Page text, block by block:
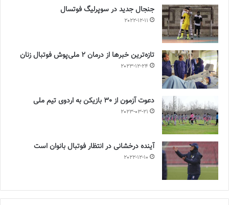
جنجال جدید در سوپرلیگ فوتسال
2022-12-11
تازه‌ترین خبرها از درمان ۲ ملی‌پوش فوتبال زنان
2023-12-24
دعوت آزمون از 30 بازیکن به اردوی تیم ملی
2023-03-21
آینده درخشانی در انتظار فوتبال بانوان است
2022-12-10